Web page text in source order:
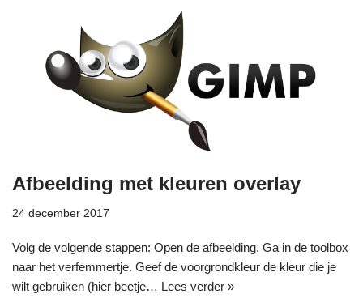
Afbeelding met kleuren overlay
24 december 2017
Volg de volgende stappen: Open de afbeelding. Ga in de toolbox
naar het verfemmertje. Geef de voorgrondkleur de kleur die je
wilt gebruiken (hier beetje… Lees verder »